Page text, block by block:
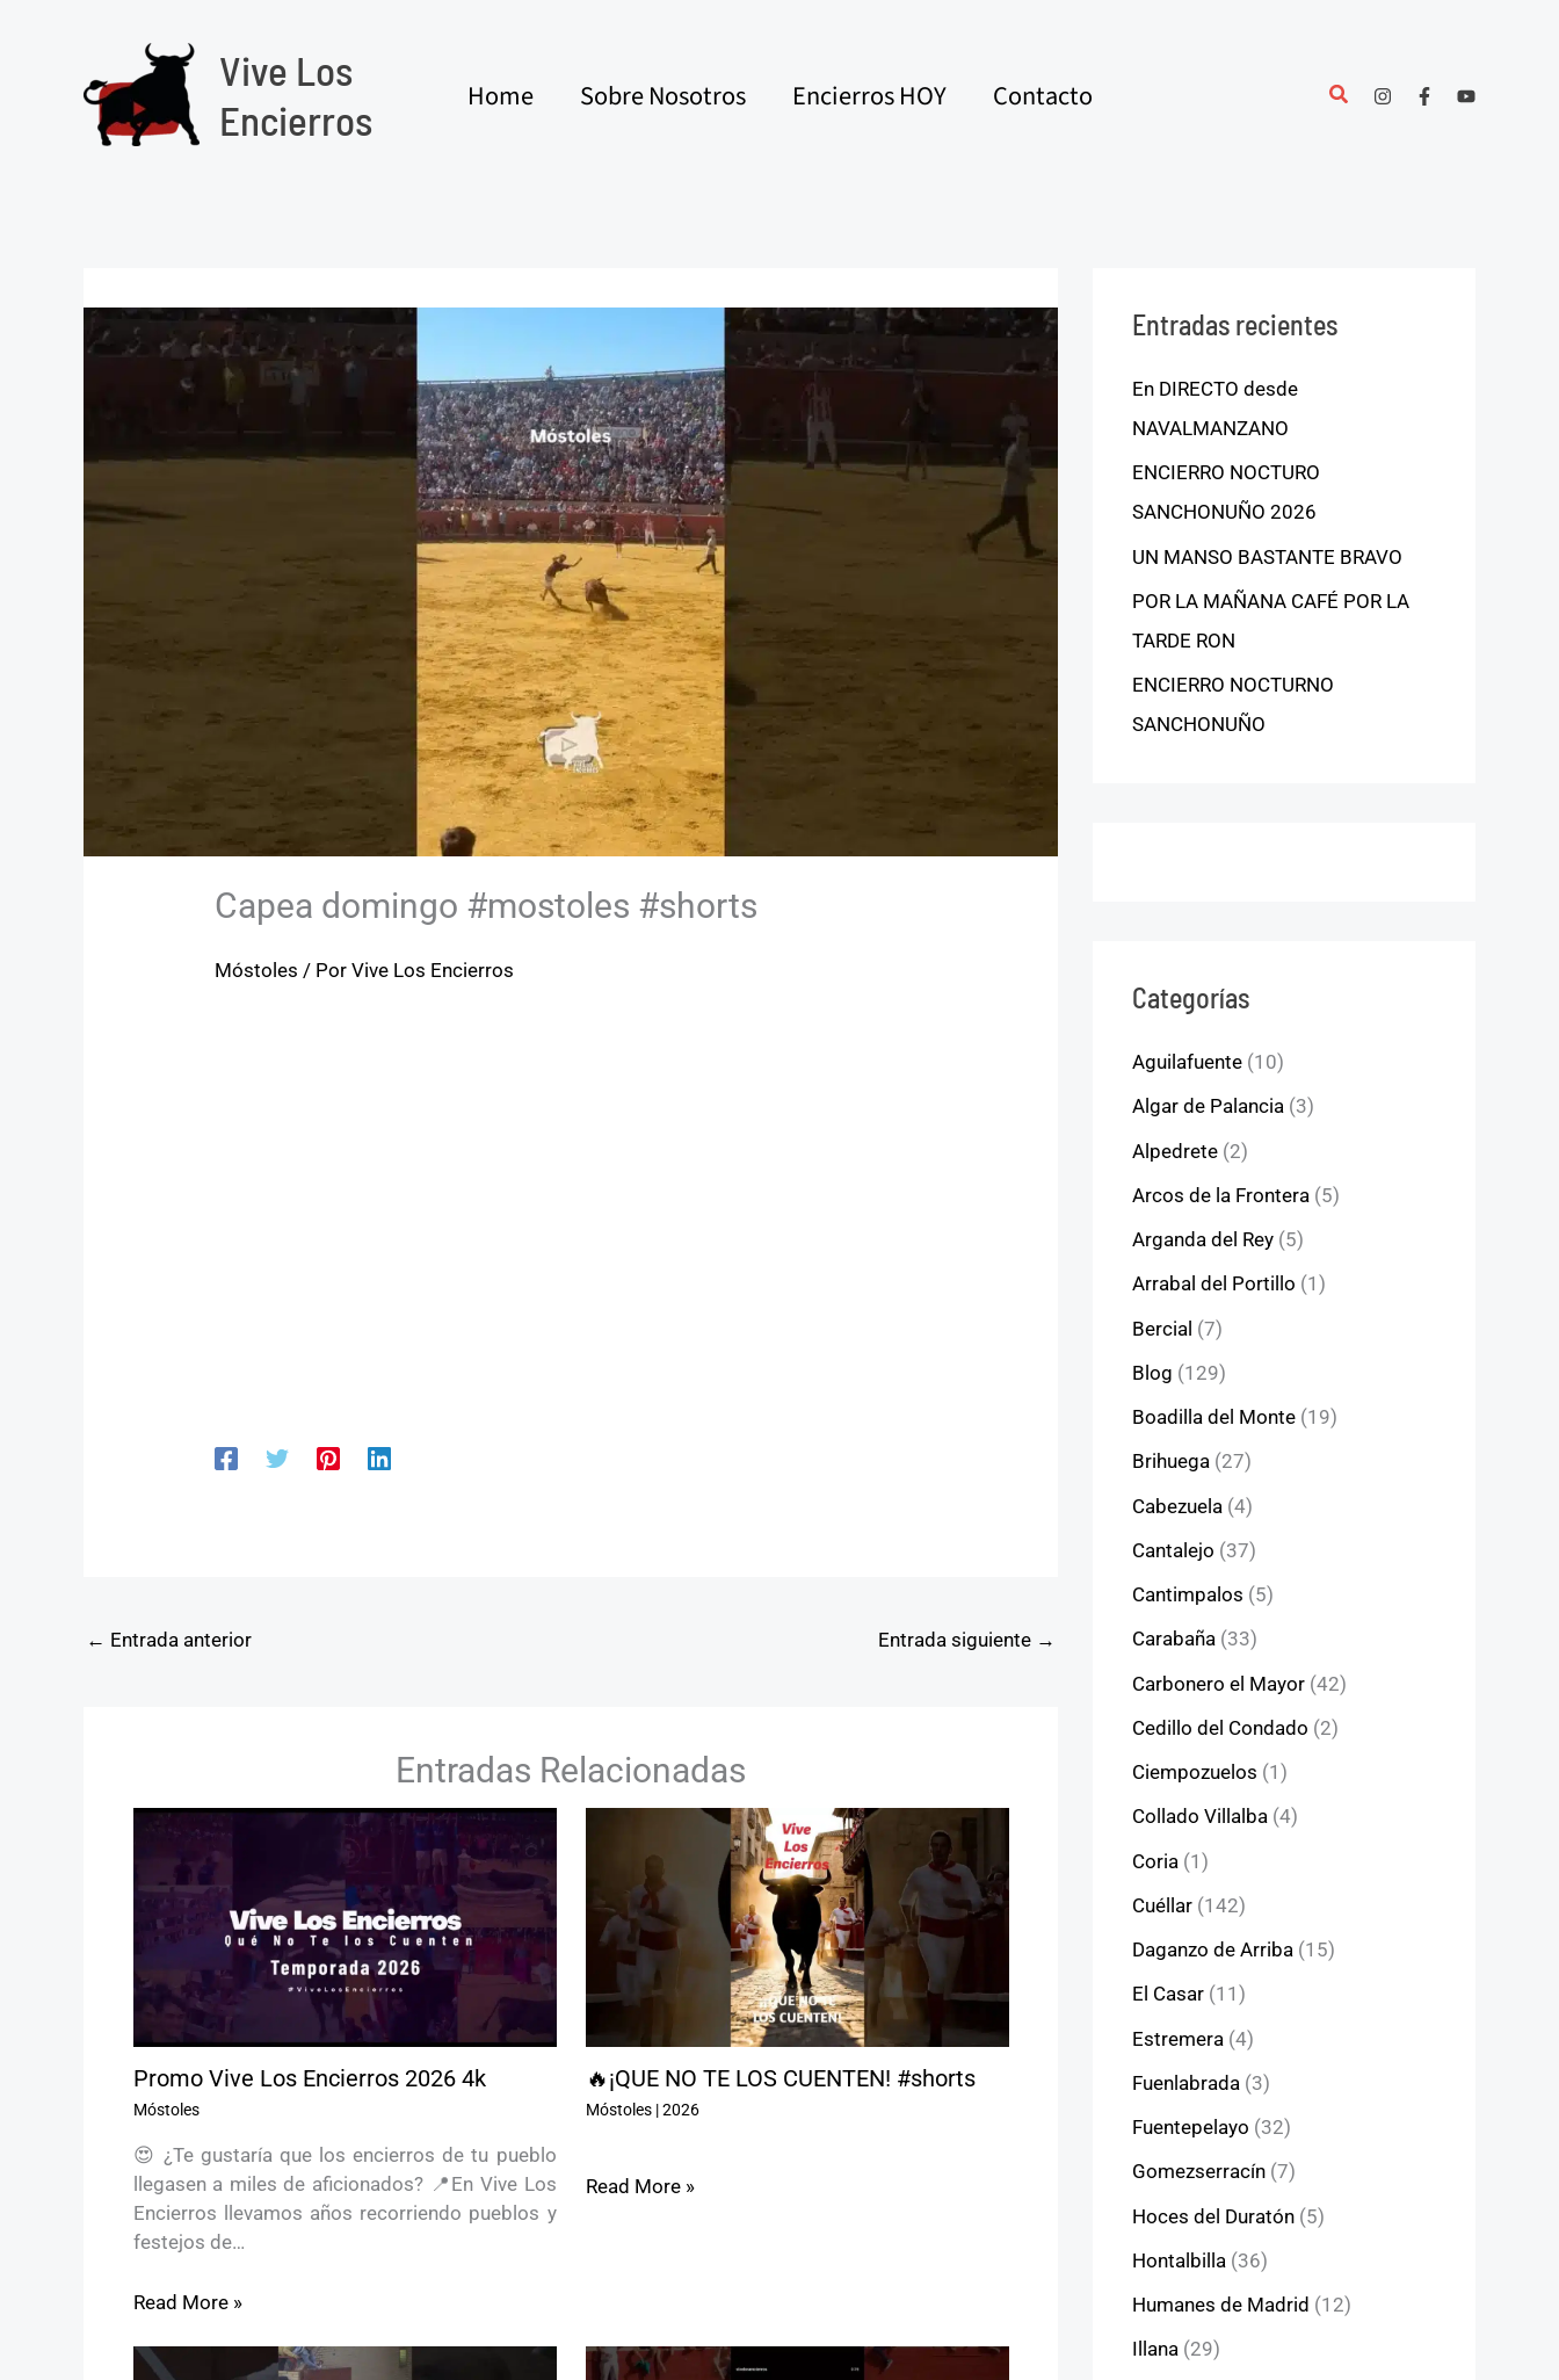
Vive Los
Encierros
Home Sobre Nosotros Encierros HOY Contacto
Capea domingo #mostoles #shorts
Móstoles / PorVive Los Encierros
← Entrada anterior Entrada siguiente →
Entradas Relacionadas
Promo Vive Los Encierros 2026 4k
Móstoles
😍 ¿Te gustaría que los encierros de tu pueblo
llegasen a miles de aficionados? 📍En Vive Los
Encierros llevamos años recorriendo pueblos y
festejos de…
Read More »
🔥¡QUE NO TE LOS CUENTEN! #shorts
Móstoles|2026
Read More »
Entradas recientes
En DIRECTO desde
NAVALMANZANO
ENCIERRO NOCTURO
SANCHONUÑO 2026
UN MANSO BASTANTE BRAVO
POR LA MAÑANA CAFÉ POR LA
TARDE RON
ENCIERRO NOCTURNO
SANCHONUÑO
Categorías
Aguilafuente (10)
Algar de Palancia (3)
Alpedrete (2)
Arcos de la Frontera (5)
Arganda del Rey (5)
Arrabal del Portillo (1)
Bercial (7)
Blog (129)
Boadilla del Monte (19)
Brihuega (27)
Cabezuela (4)
Cantalejo (37)
Cantimpalos (5)
Carabaña (33)
Carbonero el Mayor (42)
Cedillo del Condado (2)
Ciempozuelos (1)
Collado Villalba (4)
Coria (1)
Cuéllar (142)
Daganzo de Arriba (15)
El Casar (11)
Estremera (4)
Fuenlabrada (3)
Fuentepelayo (32)
Gomezserracín (7)
Hoces del Duratón (5)
Hontalbilla (36)
Humanes de Madrid (12)
Illana (29)